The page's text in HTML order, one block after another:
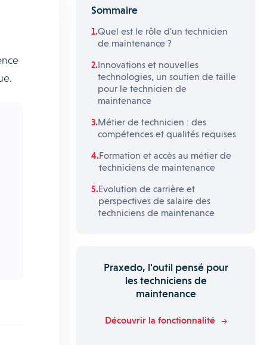
Sommaire
Quel est le rôle d'un technicien
de maintenance ?
Innovations et nouvelles
technologies, un soutien de taille
pour le technicien de
maintenance
Métier de technicien : des
compétences et qualités requises
Formation et accès au métier de
techniciens de maintenance
Evolution de carrière et
perspectives de salaire des
techniciens de maintenance
Praxedo, l'outil pensé pour
les techniciens de
maintenance
Découvrir la fonctionnalité